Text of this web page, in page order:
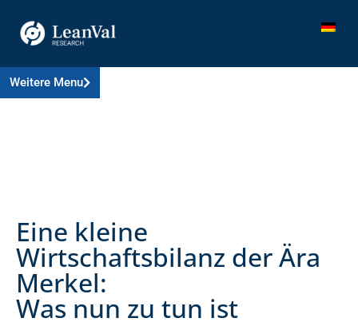
Weitere Menu
Eine kleine
Wirtschaftsbilanz der Ära
Merkel:
Was nun zu tun ist